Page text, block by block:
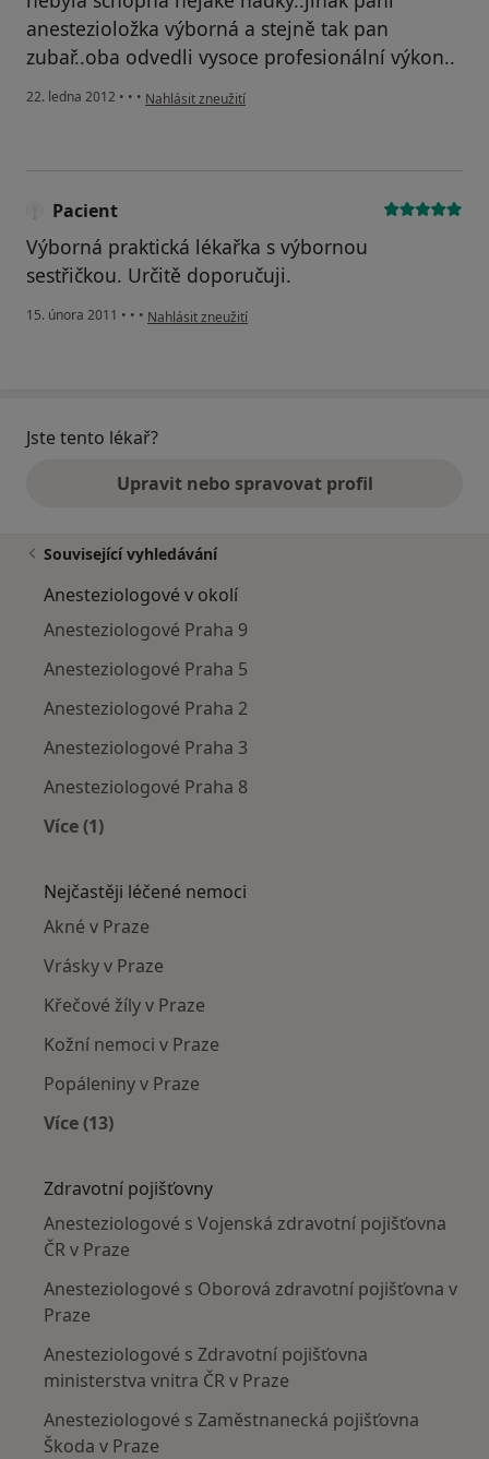
anestezioložka výborná a stejně tak pan
zubař..oba odvedli vysoce profesionální výkon..
22. ledna 2012 • • • podle názoru uživatele Váš účet byl odstraněn
Nahlásit zneužití
Pacient
Výborná praktická lékařka s výbornou
sestřičkou. Určitě doporučuji.
15. února 2011 • • • podle názoru uživatele Pacient
Nahlásit zneužití
Jste tento lékař?
Upravit nebo spravovat profil
Související vyhledávání
Anesteziologové v okolí
Anesteziologové Praha 9
Anesteziologové Praha 5
Anesteziologové Praha 2
Anesteziologové Praha 3
Anesteziologové Praha 8
Více (1)
Nejčastěji léčené nemoci
Akné v Praze
Vrásky v Praze
Křečové žíly v Praze
Kožní nemoci v Praze
Popáleniny v Praze
Více (13)
Zdravotní pojišťovny
Anesteziologové s Vojenská zdravotní pojišťovna
ČR v Praze
Anesteziologové s Oborová zdravotní pojišťovna v
Praze
Anesteziologové s Zdravotní pojišťovna
ministerstva vnitra ČR v Praze
Anesteziologové s Zaměstnanecká pojišťovna
Škoda v Praze